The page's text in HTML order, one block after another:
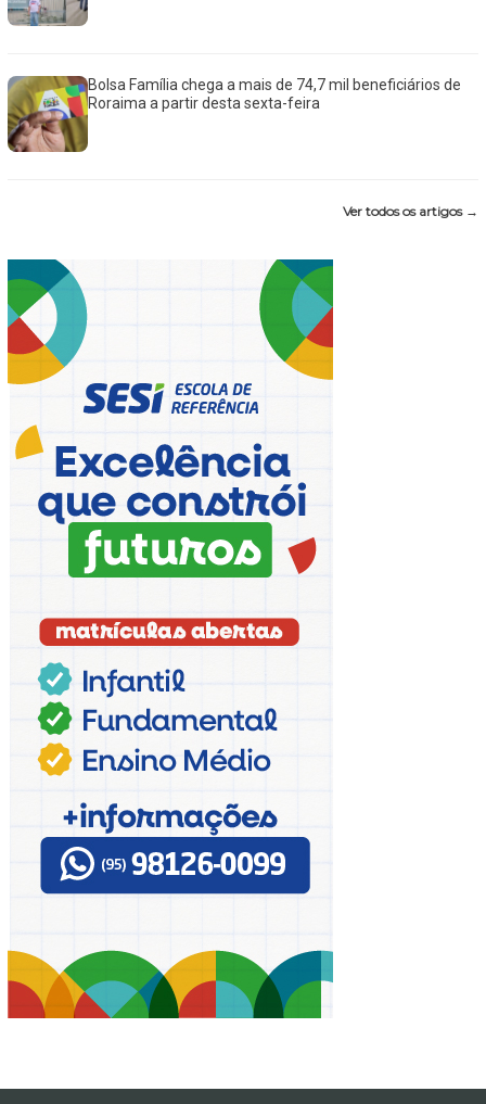
Bolsa Família chega a mais de 74,7 mil beneficiários de
Roraima a partir desta sexta-feira
Ver todos os artigos →